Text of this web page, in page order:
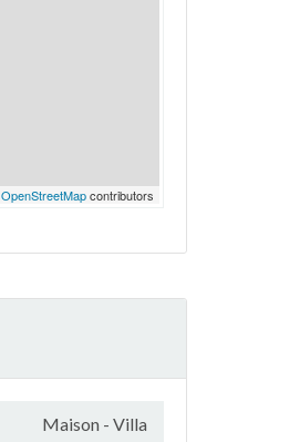
OpenStreetMapcontributors
Maison - Villa